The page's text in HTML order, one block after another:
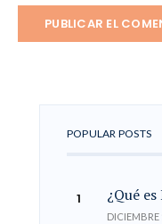
POPULAR POSTS
¿Qué
DICIEMBRE